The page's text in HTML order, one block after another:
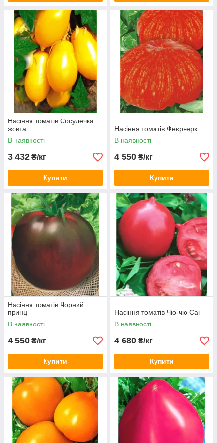
Насіння томатів Сосулечка
жовта
В наявності
3 432 ₴/кг
Купити
Насіння томатів Феєрверк
В наявності
4 550 ₴/кг
Купити
Насіння томатів Чорний
принц
В наявності
4 550 ₴/кг
Купити
Насіння томатів Чіо-чіо Сан
В наявності
4 680 ₴/кг
Купити